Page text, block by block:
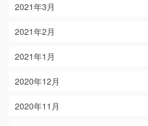
2021年3月
2021年2月
2021年1月
2020年12月
2020年11月